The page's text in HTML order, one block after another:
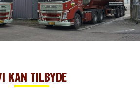
KAN TILBYDE